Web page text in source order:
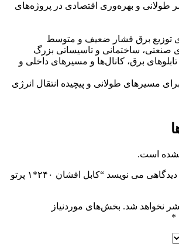
طولانی و بهره‌وری اقتصادی در پروژه‌های
توزیع برق فشار ضعیف و متوسط
صنعتی، ساختمانی و تاسیساتی بزرگ
برق، کانال‌ها و مسیرهای داخلی و
مسیرهای طولانی و پیچیده انتقال انرژی
است.
اولین کسی باشید که دیدگاهی می نویسد “کابل افشان ۲۴۰*۱ پرتو
نخواهد شد. بخش‌های موردنیاز
*